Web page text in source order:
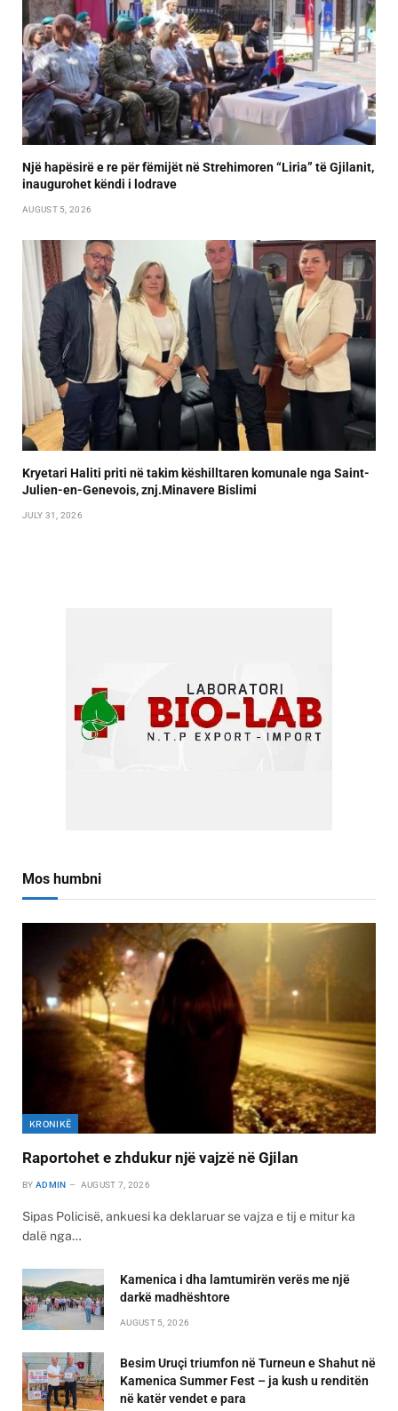
Një hapësirë e re për fëmijët në Strehimoren “Liria” të Gjilanit,
inaugurohet këndi i lodrave
AUGUST 5, 2026
Kryetari Haliti priti në takim këshilltaren komunale nga Saint-
Julien-en-Genevois, znj.Minavere Bislimi
JULY 31, 2026
Mos humbni
KRONIKË
Raportohet e zhdukur një vajzë në Gjilan
BY ADMIN AUGUST 7, 2026
Sipas Policisë, ankuesi ka deklaruar se vajza e tij e mitur ka
dalë nga…
Kamenica i dha lamtumirën verës me një
darkë madhështore
AUGUST 5, 2026
Besim Uruçi triumfon në Turneun e Shahut në
Kamenica Summer Fest – ja kush u renditën
në katër vendet e para